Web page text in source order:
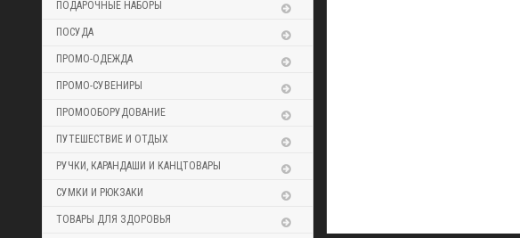
ПОДАРОЧНЫЕ НАБОРЫ
ПОСУДА
ПРОМО-ОДЕЖДА
ПРОМО-СУВЕНИРЫ
ПРОМООБОРУДОВАНИЕ
ПУТЕШЕСТВИЕ И ОТДЫХ
РУЧКИ, КАРАНДАШИ И КАНЦТОВАРЫ
СУМКИ И РЮКЗАКИ
ТОВАРЫ ДЛЯ ЗДОРОВЬЯ